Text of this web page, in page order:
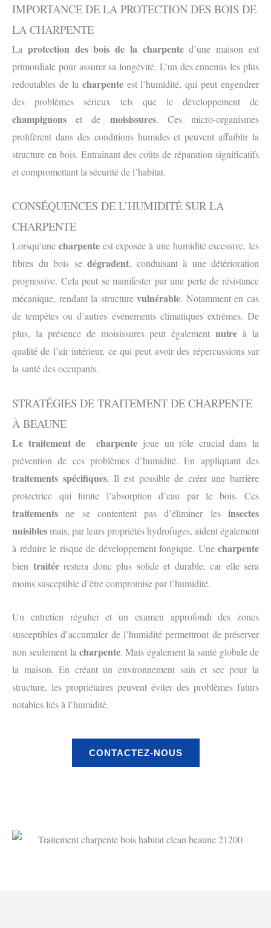
IMPORTANCE DE LA PROTECTION DES BOIS DE
LA CHARPENTE
La protection des bois de la charpented’une maison est
primordiale pour assurer sa longévité. L’un des ennemis les plus
redoutables de la charpenteest l’humidité, qui peut engendrer
des problèmes sérieux tels que le développement de
champignons et de moisissures. Ces micro-organismes
prolifèrent dans des conditions humides et peuvent affaiblir la
structure en bois. Entraînant des coûts de réparation significatifs
et compromettant la sécurité de l’habitat.
CONSÉQUENCES DE L’HUMIDITÉ SUR LA
CHARPENTE
Lorsqu’une charpenteest exposée à une humidité excessive, les
fibres du bois sedégradent, conduisant à une détérioration
progressive. Cela peut se manifester par une perte de résistance
mécanique, rendant la structurevulnérable. Notamment en cas
de tempêtes ou d’autres événements climatiques extrêmes. De
plus, la présence de moisissures peut égalementnuire à la
qualité de l’air intérieur, ce qui peut avoir des répercussions sur
la santé des occupants.
STRATÉGIES DE TRAITEMENT DE CHARPENTE
À BEAUNE
Le traitement de charpente joue un rôle crucial dans la
prévention de ces problèmes d’humidité. En appliquant des
traitements spécifiques. Il est possible de créer une barrière
protectrice qui limite l’absorption d’eau par le bois. Ces
traitements ne se contentent pas d’éliminer les insectes
nuisiblesmais, par leurs propriétés hydrofuges, aident également
à réduire le risque de développement fongique. Une charpente
bien traitéerestera donc plus solide et durable, car elle sera
moins susceptible d’être compromise par l’humidité.
Un entretien régulier et un examen approfondi des zones
susceptibles d’accumuler de l’humidité permettront de préserver
non seulement la charpente. Mais également la santé globale de
la maison. En créant un environnement sain et sec pour la
structure, les propriétaires peuvent éviter des problèmes futurs
notables liés à l’humidité.
CONTACTEZ-NOUS